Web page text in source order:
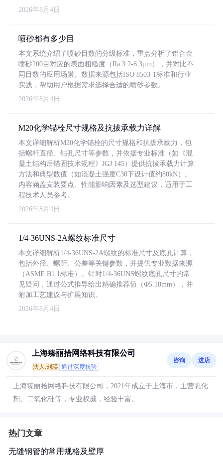
2026年8月4日
喷砂都有多少目
本文系统介绍了喷砂目数的分级标准，重点分析了铝合金
喷砂200目对应的表面粗糙度（Ra 3.2-6.3μm），并对比不
同目数的应用场景。数据来源包括ISO 8503-1标准和行业
实践，帮助用户根据需求选择合适的喷砂参数。
2026年8月4日
M20化学锚栓尺寸规格及抗拔承载力详解
本文详细解析M20化学锚栓的尺寸规格和抗拔承载力，包
括螺杆直径、钻孔尺寸等参数，并依据专业标准（如《混
凝土结构后锚固技术规程》JGJ 145）提供抗拔承载力计算
方法和典型数值（如混凝土强度C30下设计值约80kN）。
内容涵盖安装要点、性能影响因素及选型建议，适用于工
程技术人员参考。
2026年8月4日
1/4-36UNS-2A螺纹标准尺寸
本文详细解析1/4-36UNS-2A螺纹的标准尺寸及底孔计算，
包括外径、螺距、公差等关键参数，并提供专业数据来源
（ASME B1.1标准）。针对1/4-36UNS螺纹底孔尺寸的常
见疑问，通过公式推导给出精确推荐值（Φ5.18mm），并
附加工艺建议与扩展知识。
2026年8月4日
上海臻丽拾网络科技有限公司
法人:刘瑛 通过深度核验
咨询 进店
上海臻丽拾网络科技有限公司，2021年成立于上海市，主营乳化
剂、二氧化硅等，专业权威，经验丰富。
热门文章
无缝钢管的常用规格及壁厚